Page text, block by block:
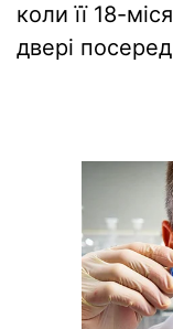
коли її 18-
двері